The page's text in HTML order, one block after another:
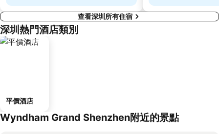
查看深圳所有住宿
深圳熱門酒店類別
平價酒店
Wyndham Grand Shenzhen附近的景點